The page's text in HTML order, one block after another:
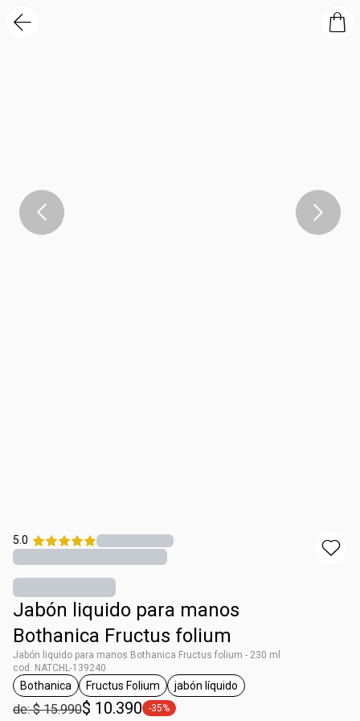
5.0
Jabón liquido para manos
Bothanica Fructus folium
Jabón liquido para manos Bothanica Fructus folium - 230 ml
cod. NATCHL-139240
general.tag Bothanica
Bothanica
general.tag Fructus Folium
Fructus Folium
general.tag jabón líquido
jabón líquido
de: $ 15.990$ 10.390 general.tag -35%
-35%